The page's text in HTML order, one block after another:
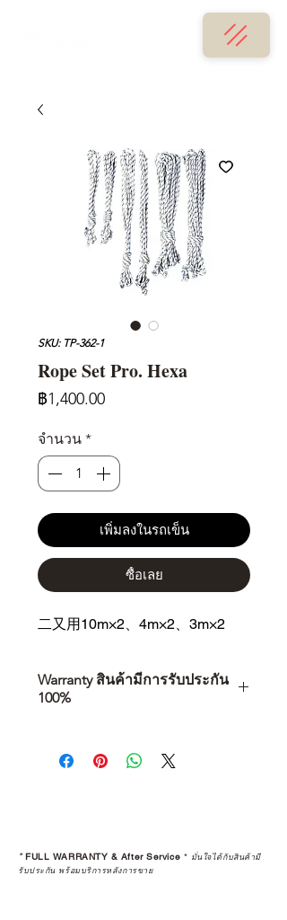
SKU: TP-362-1
Rope Set Pro. Hexa
฿1,400.00ราคา
จำนวน *
เพิ่มลงในรถเข็น
ซื้อเลย
二又用10m×2、4m×2、3m×2
Warranty สินค้ามีการรับประกัน
100%
คุณตัดสินใจซื้อ แต่รวมไปถึง
“ประสบการณ์หลังการใช้งาน” ใน
STUDIO และร้านตัวแทนจำหน่ายที่
ได้รับการแต่งตั้งอย่างเป็นทางการ จะ
*FULL WARRANTY & After Service * มั่นใจได้กับสินค้ามี
รับประกัน พร้อมบริการหลังการขาย